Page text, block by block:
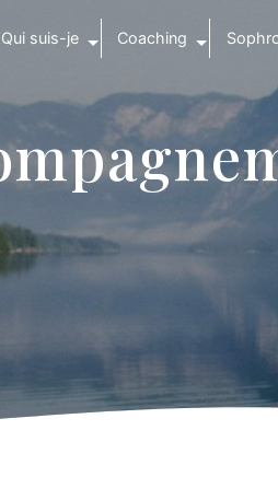
Qui suis-je Coaching